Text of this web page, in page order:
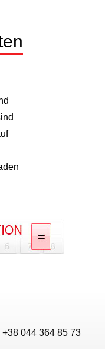
+38 044 364 85 73